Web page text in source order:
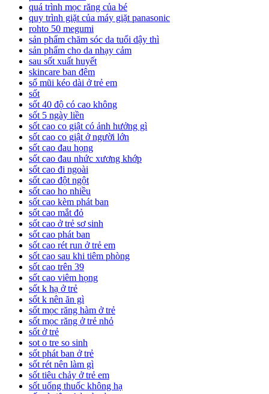
quá trình mọc răng của bé
quy trình giặt của máy giặt panasonic
rohto 50 megumi
sản phẩm chăm sóc da tuổi dậy thì
sản phẩm cho da nhạy cảm
sau sốt xuất huyết
skincare ban đêm
sổ mũi kéo dài ở trẻ em
sốt
sốt 40 độ có cao không
sốt 5 ngày liền
sốt cao co giật có ảnh hưởng gì
sốt cao co giật ở người lớn
sốt cao đau họng
sốt cao đau nhức xương khớp
sốt cao đi ngoài
sốt cao đột ngột
sốt cao ho nhiều
sốt cao kèm phát ban
sốt cao mắt đỏ
sốt cao ở trẻ sơ sinh
sốt cao phát ban
sốt cao rét run ở trẻ em
sốt cao sau khi tiêm phòng
sốt cao trên 39
sốt cao viêm họng
sốt k hạ ở trẻ
sốt k nên ăn gì
sốt mọc răng hàm ở trẻ
sốt mọc răng ở trẻ nhỏ
sốt ở trẻ
sot o tre so sinh
sốt phát ban ở trẻ
sốt rét nên làm gì
sốt tiêu chảy ở trẻ em
sốt uống thuốc không hạ